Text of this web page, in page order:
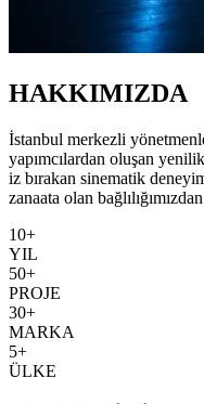
HAKKIMIZDA
İstanbul merkezli
yapımcılardan oluşan
iz bırakan sinematik
zanaata olan
10+
YIL
50+
PROJE
30+
MARKA
5+
ÜLKE